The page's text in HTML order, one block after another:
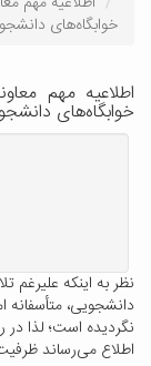
خوابگاه‌های
اطلاعیه مهم
خوابگاه‌های
نظر به اینکه
دانشجویی،
نگردیده است؛ لذا در
اطلاع می‌رساند